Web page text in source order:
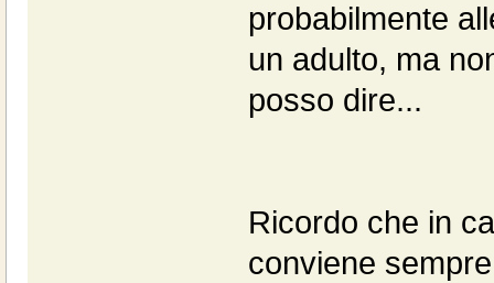
probabilmente
un adulto, ma
posso dire...
Ricordo che in
conviene